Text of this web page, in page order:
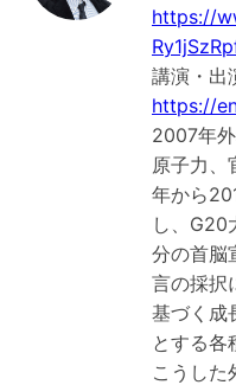
https://
講演・出
https://
2007年
原子力、
年から
し、G20
分の首脳
言の採択
基づく成
とする各
こうした